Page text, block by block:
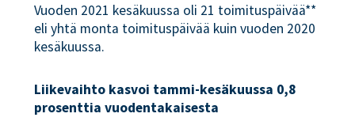
Vuoden 2021 kesäkuussa oli 21 toimituspäivää**
eli yhtä monta toimituspäivää kuin vuoden 2020
kesäkuussa.
Liikevaihto kasvoi tammi-kesäkuussa 0,8
prosenttia vuodentakaisesta